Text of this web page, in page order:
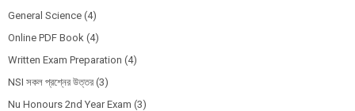
General Science (4)
Online PDF Book (4)
Written Exam Preparation (4)
NSI সকল প্রশ্নের উত্তর (3)
Nu Honours 2nd Year Exam (3)